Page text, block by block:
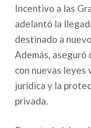
Incentivo a las
adelantó la
destinado a
Además, aseguró
con nuevas leyes
jurídica y la
privada.